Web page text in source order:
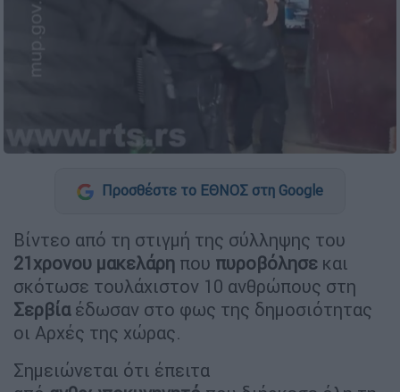
Προσθέστε το ΕΘΝΟΣ στη Google
Βίντεο από τη στιγμή της σύλληψης του
21χρονου μακελάρη που πυροβόλησε και
σκότωσε τουλάχιστον 10 ανθρώπους στη
Σερβίαέδωσαν στο φως της δημοσιότητας
οι Αρχές της χώρας.
Σημειώνεται ότι έπειτα